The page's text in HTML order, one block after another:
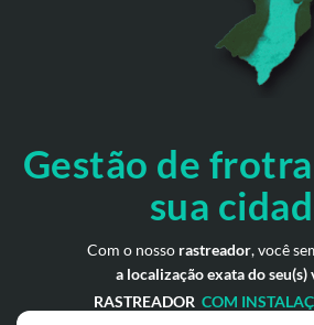
Gestão de
sua
Com o nosso rastreador, você
a localização exata do seu(s)
RASTREADOR COM